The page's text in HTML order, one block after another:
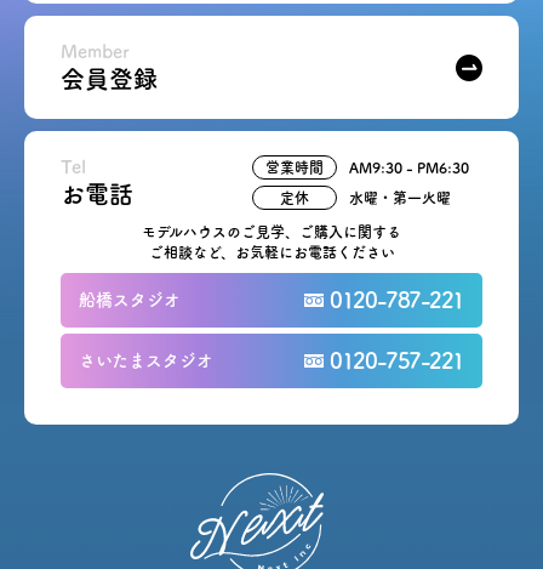
会員登録
Member
Tel
お電話
モデルハウスのご見学、ご購入に関する
ご相談など、お気軽にお電話ください
船橋スタジオ 0120-787-221
さいたまスタジオ 0120-757-221
営業時間 AM9:30 - PM6:30
定休 水曜・第一火曜